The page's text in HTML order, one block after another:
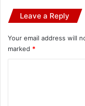
Leave a Reply
Your email address will
marked *